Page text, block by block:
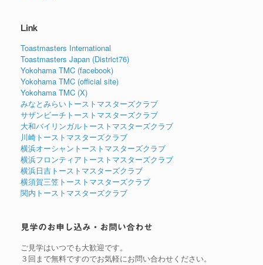
Link
Toastmasters International
Toastmasters Japan (District76)
Yokohama TMC (facebook)
Yokohama TMC (official site)
Yokohama TMC (X)
みなとみらいトーストマスターズクラブ
サザンビーチトーストマスターズクラブ
大和バイリンガルトーストマスターズクラブ
川崎トーストマスターズクラブ
横浜オーシャントーストマスターズクラブ
横浜フロンティアトーストマスターズクラブ
横浜日吉トーストマスターズクラブ
横須賀三笠トーストマスターズクラブ
関内トーストマスターズクラブ
見学のお申し込み・お問い合わせ
ご見学はいつでも大歓迎です。
３回まで無料ですのでお気軽にお問い合わせください。